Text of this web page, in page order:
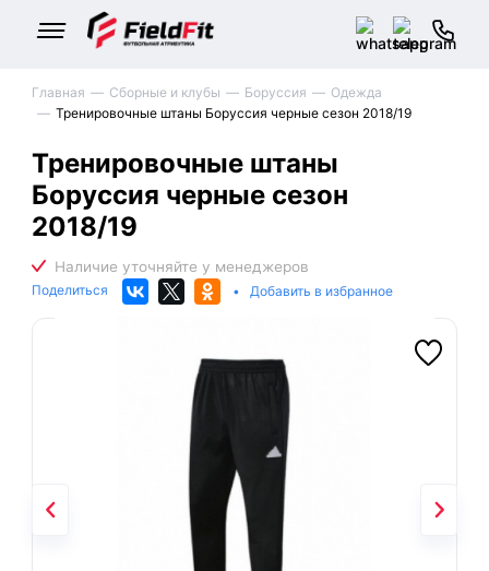
Главная Сборные и клубы Боруссия
Одежда
Тренировочные штаны Боруссия черные сезон 2018/19
Тренировочные штаны
Боруссия черные сезон
2018/19
Поделиться • Добавить в избранное